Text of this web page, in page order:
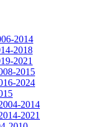
2014
2018
2021
2015
2024
2014
2021